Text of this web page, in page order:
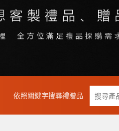
依照關鍵字搜尋禮贈品